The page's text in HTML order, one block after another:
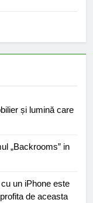
și lumină care
„Backrooms” in
un iPhone este
de aceasta